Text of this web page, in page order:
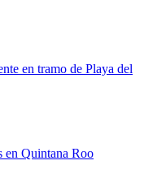
en tramo de Playa del
en Quintana Roo